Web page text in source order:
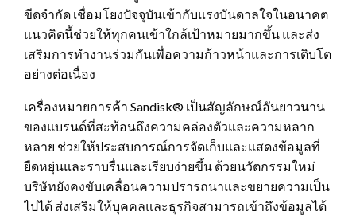
ขีดจำกัด เชื่อมโยงปัจจุบันเข้ากับแรงบันดาลใจในอนาคต
แนวคิดนี้ช่วยให้ทุกคนเข้าใกล้เป้าหมายมากขึ้น และส่ง
เสริมการทำงานร่วมกันเพื่อความก้าวหน้าและการเติบโต
อย่างต่อเนื่อง
เครื่องหมายการค้า Sandisk® เป็นสัญลักษณ์อันยาวนาน
ของแบรนด์ที่สะท้อนถึงความคล่องตัวและความหลาก
หลาย ช่วยให้ประสบการณ์การจัดเก็บและแสดงข้อมูลที่
ยืดหยุ่นและราบรื่นและเรียบง่ายขึ้น ด้วยนวัตกรรมใหม่
บริษัทยังคงขับเคลื่อนความปรารถนาและขยายความเป็น
ไปได้ ส่งเสริมให้บุคคลและธุรกิจสามารถเข้าถึงข้อมูลได้